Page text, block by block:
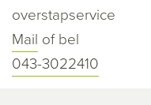
overstapservice
Mail of bel
043-3022410